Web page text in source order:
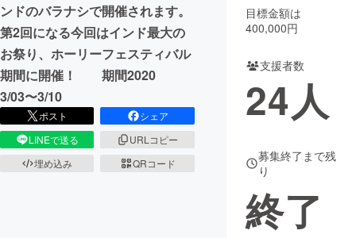
CAMPFIREふるさと納税
コミュニティ
ンドのバラナシで開催されます。
第2回になる今回はインド最大の
お祭り、ホーリーフェスティバル
期間に開催！ 期間2020
3/03〜3/10
ポスト
シェア
LINEで送る
URLコピー
埋め込み
QRコード
目標金額は
400,000円
支援者数
24人
募集終了まで残
り
終了